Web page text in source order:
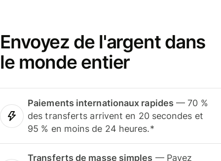
Envoyez de l'argent dans
le monde entier
Paiements internationaux rapides — 70 %
des transferts arrivent en 20 secondes et
95 % en moins de 24 heures.*
Transferts de masse simples — Payez